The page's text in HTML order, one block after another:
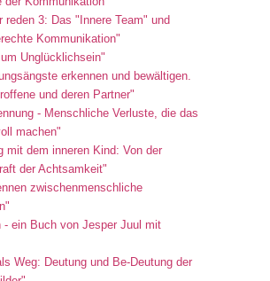
reden 3: Das "Innere Team" und
Kommunikation"
Unglücklichsein"
erkennen und bewältigen.
und deren Partner"
- Menschliche Verluste, die das
machen"
mit dem inneren Kind: Von der
der Achtsamkeit"
zwischenmenschliche
- ein Buch von Jesper Juul mit
Weg: Deutung und Be-Deutung der